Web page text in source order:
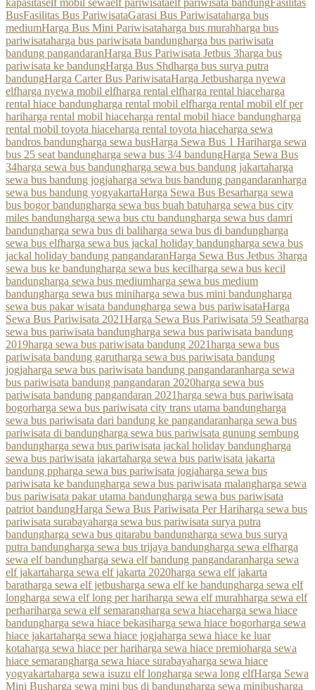
kapasitaself mobil sewaelf pariwisataelf pariwisata bandungFasilitas
BusFasilitas Bus PariwisataGarasi Bus Pariwisataharga bus
mediumHarga Bus Mini Pariwisataharga bus murahharga bus
pariwisataharga bus pariwisata bandungharga bus pariwisata
bandung pangandaranHarga Bus Pariwisata Jetbus 3harga bus
pariwisata ke bandungHarga Bus Shdharga bus surya putra
bandungHarga Carter Bus PariwisataHarga Jetbusharga nyewa
elfharga nyewa mobil elfharga rental elfharga rental hiaceharga
rental hiace bandungharga rental mobil elfharga rental mobil elf per
hariharga rental mobil hiaceharga rental mobil hiace bandungharga
rental mobil toyota hiaceharga rental toyota hiaceharga sewa
bandros bandungharga sewa busHarga Sewa Bus 1 Hariharga sewa
bus 25 seat bandungharga sewa bus 3/4 bandungHarga Sewa Bus
34harga sewa bus bandungharga sewa bus bandung jakartaharga
sewa bus bandung jogjaharga sewa bus bandung pangandaranharga
sewa bus bandung yogyakartaHarga Sewa Bus Besarharga sewa
bus bogor bandungharga sewa bus buah batuharga sewa bus city
miles bandungharga sewa bus ctu bandungharga sewa bus damri
bandungharga sewa bus di baliharga sewa bus di bandungharga
sewa bus elfharga sewa bus jackal holiday bandungharga sewa bus
jackal holiday bandung pangandaranHarga Sewa Bus Jetbus 3harga
sewa bus ke bandungharga sewa bus kecilharga sewa bus kecil
bandungharga sewa bus mediumharga sewa bus medium
bandungharga sewa bus miniharga sewa bus mini bandungharga
sewa bus pakar wisata bandungharga sewa bus pariwisataHarga
Sewa Bus Pariwisata 2021Harga Sewa Bus Pariwisata 59 Seatharga
sewa bus pariwisata bandungharga sewa bus pariwisata bandung
2019harga sewa bus pariwisata bandung 2021harga sewa bus
pariwisata bandung garutharga sewa bus pariwisata bandung
jogjaharga sewa bus pariwisata bandung pangandaranharga sewa
bus pariwisata bandung pangandaran 2020harga sewa bus
pariwisata bandung pangandaran 2021harga sewa bus pariwisata
bogorharga sewa bus pariwisata city trans utama bandungharga
sewa bus pariwisata dari bandung ke pangandaranharga sewa bus
pariwisata di bandungharga sewa bus pariwisata gunung sembung
bandungharga sewa bus pariwisata jackal holiday bandungharga
sewa bus pariwisata jakartaharga sewa bus pariwisata jakarta
bandung ppharga sewa bus pariwisata jogjaharga sewa bus
pariwisata ke bandungharga sewa bus pariwisata malangharga sewa
bus pariwisata pakar utama bandungharga sewa bus pariwisata
patriot bandungHarga Sewa Bus Pariwisata Per Hariharga sewa bus
pariwisata surabayaharga sewa bus pariwisata surya putra
bandungharga sewa bus qitarabu bandungharga sewa bus surya
putra bandungharga sewa bus trijaya bandungharga sewa elfharga
sewa elf bandungharga sewa elf bandung pangandaranharga sewa
elf jakartaharga sewa elf jakarta 2020harga sewa elf jakarta
baratharga sewa elf jetbusharga sewa elf ke bandungharga sewa elf
longharga sewa elf long per hariharga sewa elf murahharga sewa elf
perhariharga sewa elf semarangharga sewa hiaceharga sewa hiace
bandungharga sewa hiace bekasiharga sewa hiace bogorharga sewa
hiace jakartaharga sewa hiace jogjaharga sewa hiace ke luar
kotaharga sewa hiace per hariharga sewa hiace premioharga sewa
hiace semarangharga sewa hiace surabayaharga sewa hiace
yogyakartaharga sewa isuzu elf longharga sewa long elfHarga Sewa
Mini Busharga sewa mini bus di bandungharga sewa minibusharga